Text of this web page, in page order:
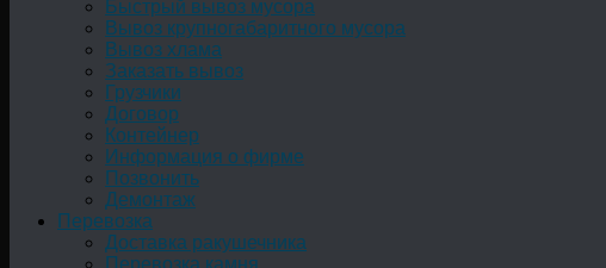
Быстрый вывоз мусора
Вывоз крупногабаритного мусора
Вывоз хлама
Заказать вывоз
Грузчики
Договор
Контейнер
Информация о фирме
Позвонить
Демонтаж
Перевозка
Доставка ракушечника
Перевозка камня